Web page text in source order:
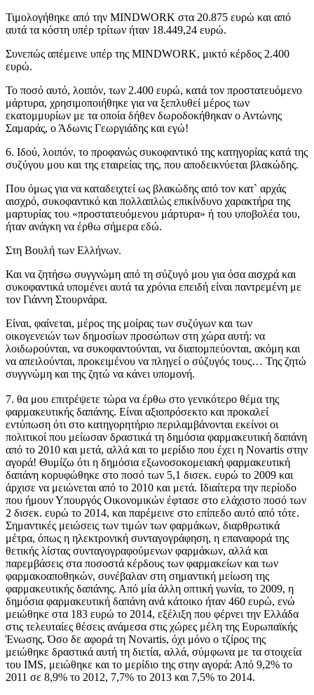
Τιμολογήθηκε από την MINDWORK στα 20.875 ευρώ και από
αυτά τα κόστη υπέρ τρίτων ήταν 18.449,24 ευρώ.
Συνεπώς απέμεινε υπέρ της MINDWORK, μικτό κέρδος 2.400
ευρώ.
Το ποσό αυτό, λοιπόν, των 2.400 ευρώ, κατά τον προστατευόμενο
μάρτυρα, χρησιμοποιήθηκε για να ξεπλυθεί μέρος των
εκατομμυρίων με τα οποία δήθεν δωροδοκήθηκαν ο Αντώνης
Σαμαράς, ο Άδωνις Γεωργιάδης και εγώ!
6. Ιδού, λοιπόν, το προφανώς συκοφαντικό της κατηγορίας κατά της
συζύγου μου και της εταιρείας της, που αποδεικνύεται βλακώδης.
Που όμως για να καταδειχτεί ως βλακώδης από τον κατ` αρχάς
αισχρό, συκοφαντικό και πολλαπλώς επικίνδυνο χαρακτήρα της
μαρτυρίας του «προστατευόμενου μάρτυρα» ή του υποβολέα του,
ήταν ανάγκη να έρθω σήμερα εδώ.
Στη Βουλή των Ελλήνων.
Και να ζητήσω συγγνώμη από τη σύζυγό μου για όσα αισχρά και
συκοφαντικά υπομένει αυτά τα χρόνια επειδή είναι παντρεμένη με
τον Γιάννη Στουρνάρα.
Είναι, φαίνεται, μέρος της μοίρας των συζύγων και των
οικογενειών των δημοσίων προσώπων στη χώρα αυτή: να
λοιδωρούνται, να συκοφαντούνται, να διαπομπεύονται, ακόμη και
να απειλούνται, προκειμένου να πληγεί ο σύζυγός τους… Της ζητώ
συγγνώμη και της ζητώ να κάνει υπομονή.
7. θα μου επιτρέψετε τώρα να έρθω στο γενικότερο θέμα της
φαρμακευτικής δαπάνης. Είναι αξιοπρόσεκτο και προκαλεί
εντύπωση ότι στο κατηγορητήριο περιλαμβάνονται εκείνοι οι
πολιτικοί που μείωσαν δραστικά τη δημόσια φαρμακευτική δαπάνη
από το 2010 και μετά, αλλά και το μερίδιο που έχει η Novartis στην
αγορά! Θυμίζω ότι η δημόσια εξωνοσοκομειακή φαρμακευτική
δαπάνη κορυφώθηκε στο ποσό των 5,1 δισεκ. ευρώ το 2009 και
άρχισε να μειώνεται από το 2010 και μετά. Ιδιαίτερα την περίοδο
που ήμουν Υπουργός Οικονομικών έφτασε στο ελάχιστο ποσό των
2 δισεκ. ευρώ το 2014, και παρέμεινε στο επίπεδο αυτό από τότε.
Σημαντικές μειώσεις των τιμών των φαρμάκων, διαρθρωτικά
μέτρα, όπως η ηλεκτρονική συνταγογράφηση, η επαναφορά της
θετικής λίστας συνταγογραφούμενων φαρμάκων, αλλά και
παρεμβάσεις στα ποσοστά κέρδους των φαρμακείων και των
φαρμακοαποθηκών, συνέβαλαν στη σημαντική μείωση της
φαρμακευτικής δαπάνης. Από μία άλλη οπτική γωνία, το 2009, η
δημόσια φαρμακευτική δαπάνη ανά κάτοικο ήταν 460 ευρώ, ενώ
μειώθηκε στα 183 ευρώ το 2014, εξέλιξη που φέρνει την Ελλάδα
στις τελευταίες θέσεις ανάμεσα στις χώρες μέλη της Ευρωπαϊκής
Ένωσης. Όσο δε αφορά τη Novartis, όχι μόνο ο τζίρος της
μειώθηκε δραστικά αυτή τη διετία, αλλά, σύμφωνα με τα στοιχεία
του ΙΜS, μειώθηκε και το μερίδιο της στην αγορά: Από 9,2% το
2011 σε 8,9% το 2012, 7,7% το 2013 και 7,5% το 2014.